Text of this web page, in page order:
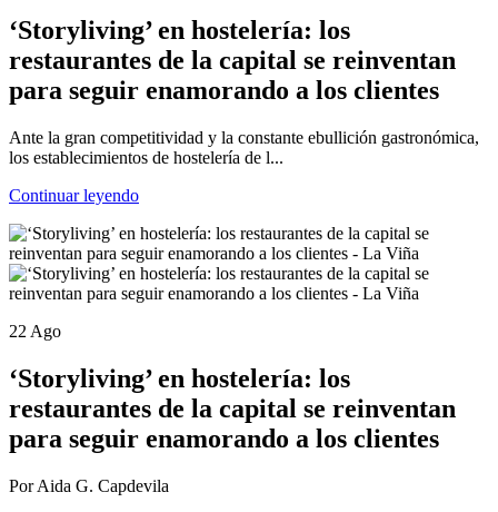
‘Storyliving’ en hostelería: los
restaurantes de la capital se reinventan
para seguir enamorando a los clientes
Ante la gran competitividad y la constante ebullición gastronómica,
los establecimientos de hostelería de l...
Continuar leyendo
22 Ago
‘Storyliving’ en hostelería: los
restaurantes de la capital se reinventan
para seguir enamorando a los clientes
Por Aida G. Capdevila